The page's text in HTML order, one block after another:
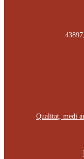
Qualitat, medi